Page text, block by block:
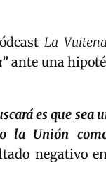
La
ante una
es que sea
la Unión
negativo